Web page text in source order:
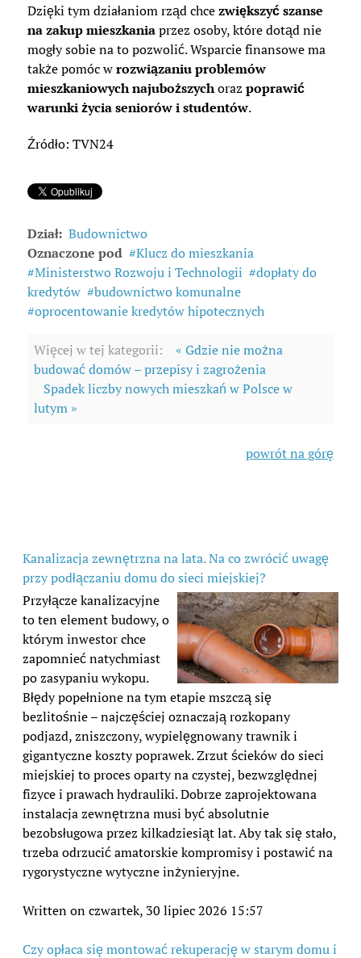
Dzięki tym działaniom rząd chcezwiększyć szanse
na zakup mieszkaniaprzez osoby, które dotąd nie
mogły sobie na to pozwolić. Wsparcie finansowe ma
także pomóc wrozwiązaniu problemów
mieszkaniowych najuboższychoraz poprawić
warunki życia seniorów i studentów.
Źródło: TVN24
Dział: Budownictwo
Oznaczone pod
Klucz do mieszkania
Ministerstwo Rozwoju i Technologii
dopłaty do
kredytów
budownictwo komunalne
oprocentowanie kredytów hipotecznych
Więcej w tej kategorii:
« Gdzie nie można
budować domów – przepisy i zagrożenia
Spadek liczby nowych mieszkań w Polsce w
lutym »
powrót na górę
Kanalizacja zewnętrzna na lata. Na co zwrócić uwagę
przy podłączaniu domu do sieci miejskiej?
Przyłącze kanalizacyjne
to ten element budowy, o
którym inwestor chce
zapomnieć natychmiast
po zasypaniu wykopu.
Błędy popełnione na tym etapie mszczą się
bezlitośnie – najczęściej oznaczają rozkopany
podjazd, zniszczony, wypielęgnowany trawnik i
gigantyczne koszty poprawek. Zrzut ścieków do sieci
miejskiej to proces oparty na czystej, bezwzględnej
fizyce i prawach hydrauliki. Dobrze zaprojektowana
instalacja zewnętrzna musi być absolutnie
bezobsługowa przez kilkadziesiąt lat. Aby tak się stało,
trzeba odrzucić amatorskie kompromisy i postawić na
rygorystyczne wytyczne inżynieryjne.
Written on czwartek, 30 lipiec 2026 15:57
Czy opłaca się montować rekuperację w starym domu i